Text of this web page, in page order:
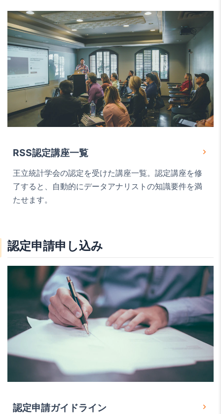
RSS認定講座一覧
王立統計学会の認定を受けた講座一覧。認定講座を修
了すると、自動的にデータアナリストの知識要件を満
たせます。
認定申請申し込み
認定申請ガイドライン